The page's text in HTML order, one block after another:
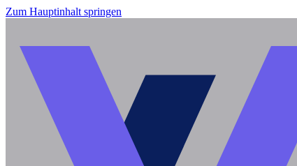
Zum Hauptinhalt springen